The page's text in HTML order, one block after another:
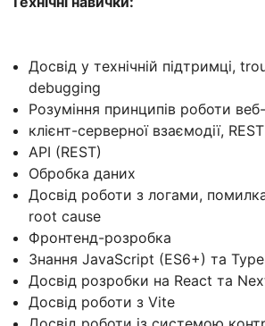
Досвід у технічній підтримці,
debugging
Розуміння принципів роботи
клієнт-серверної взаємодії,
API (REST)
Обробка даних
Досвід роботи з логами,
root cause
Фронтенд-розробка
Знання JavaScript (ES6+) та
Досвід розробки на React та
Досвід роботи з Vite